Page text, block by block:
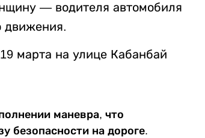
— водителя автомобиля
движения.
марта на улице Кабанбай
маневра, что
безопасности на дороге.